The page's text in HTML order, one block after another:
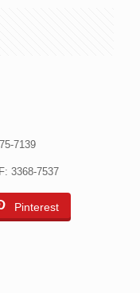
7139
3368-7537
Pinterest